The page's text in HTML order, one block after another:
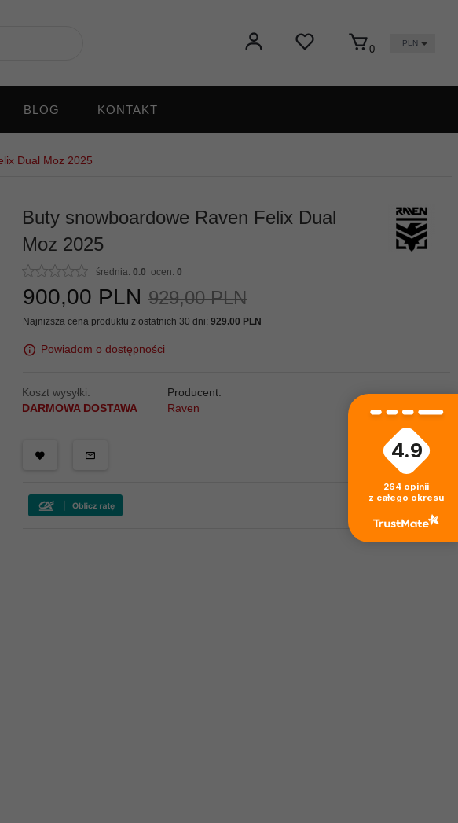
0 PLN
BLOG KONTAKT
Dual Moz 2025
Buty snowboardowe Raven Felix Dual
Moz 2025
średnia: 0.0 ocen: 0
900,00 PLN 929,00 PLN
Najniższa cena produktu z ostatnich 30 dni: 929.00 PLN
Powiadom o dostępności
Koszt wysyłki:
DARMOWA DOSTAWA
Producent:
Raven
4.9
264 opinii
z całego okresu